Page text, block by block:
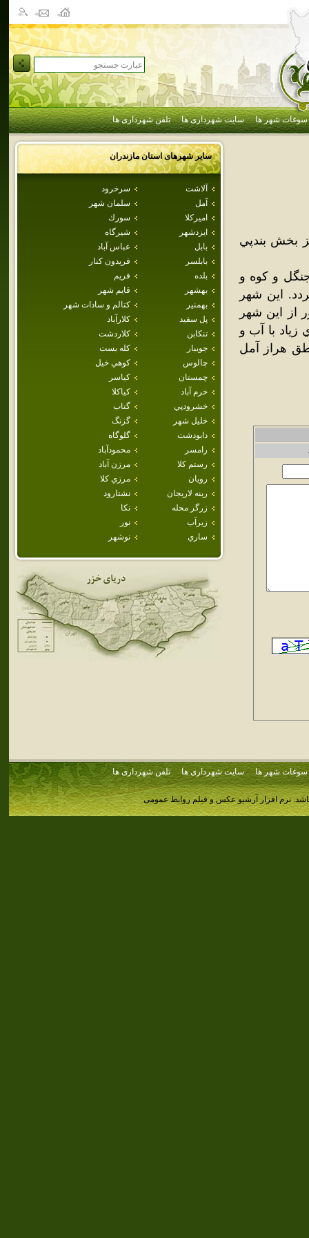
سوغات شهر ها سایت شهرداری ها تلفن شهرداری ها
سایر شهرهای استانمازندران
آلاشت
سرخرود
آمل
سلمان شهر
اميركلا
سورك
ايزدشهر
شيرگاه
بابل
عباس آباد
بابلسر
فريدون كنار
بلده
فريم
بهشهر
قايم شهر
بهمنير
كتالم و سادات شهر
پل سفيد
كلارآباد
تنكابن
كلاردشت
جويبار
كله بست
چالوس
كوهي خيل
چمستان
كياسر
خرم آباد
كياكلا
خشرودپي
گتاب
خليل شهر
گزنگ
دابودشت
گلوگاه
رامسر
محمودآباد
رستم كلا
مرزن آباد
رويان
مرزي كلا
رينه لاريجان
نشتارود
زرگر محله
نكا
زيرآب
نور
ساري
نوشهر
بخش بندپي
و کوه و
اين شهر
از اين شهر
با آب و
هراز آمل
سوغات شهر ها سایت شهرداری ها تلفن شهرداری ها
نرم افزار آرشیو عکس و فیلم روابط عمومی